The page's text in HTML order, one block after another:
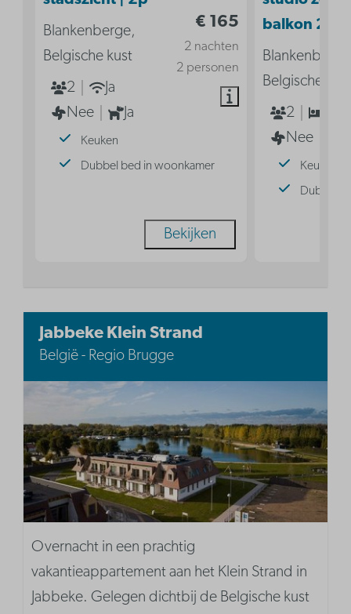
€ 165
2 nachten
2 personen
Blankenberge,
Belgische kust
2
Ja
Nee
Ja
Keuken
Dubbel bed in woonkamer
Bekijken
balkon 2p
Belgische
2
Nee
Keuken
Dubbel
Jabbeke Klein Strand
België - Regio Brugge
Overnacht in een prachtig
vakantieappartement aan het Klein Strand in
Jabbeke. Gelegen dichtbij de Belgische kust